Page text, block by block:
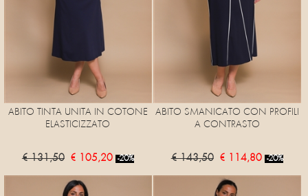
ABITO TINTA UNITA IN COTONE
ELASTICIZZATO
€ 131,50 € 105,20 -20%
ABITO SMANICATO CON PROFILI
A CONTRASTO
€ 143,50 € 114,80 -20%